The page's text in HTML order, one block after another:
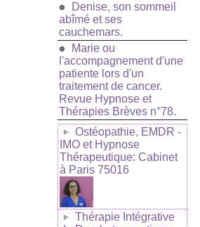
Denise, son sommeil
abîmé et ses
cauchemars.
Marie ou
l'accompagnement d'une
patiente lors d'un
traitement de cancer.
Revue Hypnose et
Thérapies Brèves n°78.
Ostéopathie, EMDR -
IMO et Hypnose
Thérapeutique: Cabinet
à Paris 75016
Thérapie Intégrative